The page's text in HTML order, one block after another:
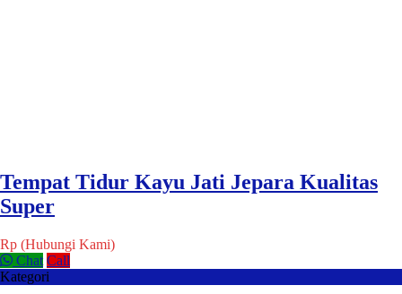
Tempat Tidur Kayu Jati Jepara Kualitas
Super
Rp (Hubungi Kami)
Chat Call
Kategori